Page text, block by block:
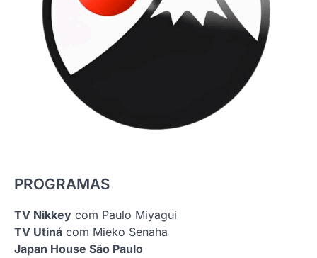
PROGRAMAS
TV Nikkey com Paulo Miyagui
TV Utiná com Mieko Senaha
Japan House São Paulo